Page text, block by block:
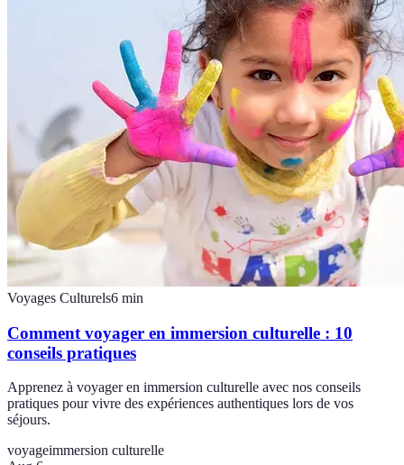
Voyages Culturels6 min
Comment voyager en immersion culturelle : 10
conseils pratiques
Apprenez à voyager en immersion culturelle avec nos conseils
pratiques pour vivre des expériences authentiques lors de vos
séjours.
voyageimmersion culturelle